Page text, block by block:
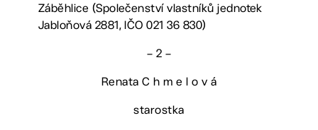
Záběhlice (Společenství vlastníků jednotek
Jabloňová 2881, IČO 021 36 830)
– 2 –
Renata C h m e l o v á
starostka